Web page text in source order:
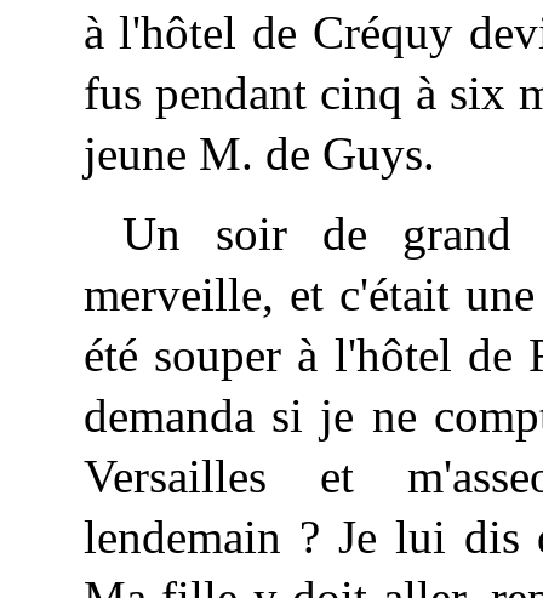
à l'hôtel de Créquy
fus pendant cinq à six
jeune M. de Guys.
Un soir de grand
merveille, et c'était
été souper à l'hôtel de
demanda si je ne
Versailles et
lendemain ? Je lui